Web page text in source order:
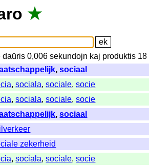
★
daŭris 0,006sekundojn kaj produktis 18
,sociaal
,sociala,sociale,socie
,sociala,sociale,socie
,sociaal
zekerheid
,sociala,sociale,socie